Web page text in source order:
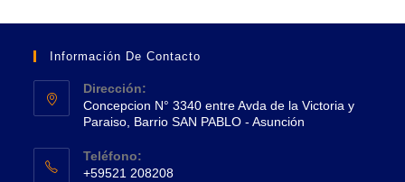
Información De Contacto
Dirección:
Concepcion N° 3340 entre Avda de la Victoria y
Paraiso, Barrio SAN PABLO - Asunción
abre
Teléfono:
+59521 208208